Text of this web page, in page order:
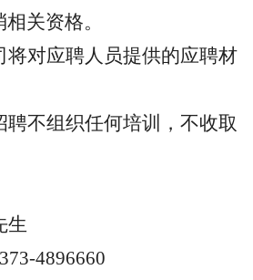
关资格。
将对应聘人员提供的应聘材
聘不组织任何培训，不收取
生
-4896660